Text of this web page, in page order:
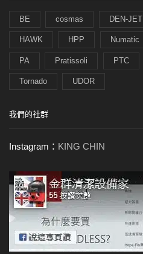
BE cosmas DEN-JET
HAWK HPP Numatic
PA Pratissoli PTC
Tornado UDOR
我們的社群
Instagram： KING CHIN